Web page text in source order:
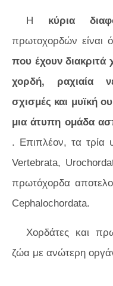
Η κύρια
πρωτοχορδών είναι
που έχουν διακριτά
χορδή, ραχιαία
σχισμές και μυϊκή
μια άτυπη ομάδα
. Επιπλέον, τα τρία
Vertebrata,
πρωτόχορδα
Cephalochordata.
Χορδάτες και
ζώα με ανώτερη